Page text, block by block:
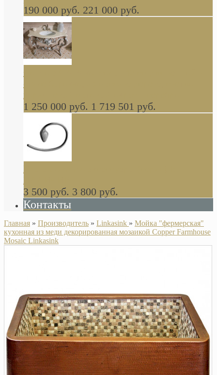
190 000 руб. 221 000 руб.
стиле барокко, из массива дерева, светло
коричневый матовый окрас + серебро
1 250 000 руб. 1 719 501 руб.
Khala Colombo аксессуары (серия) В
НАЛИЧИИ
3 500 руб. 3 800 руб.
Контакты
Главная » Производитель » Linkasink » Мойка "фермерская"
кухонная из меди декорированная мозаикой Copper Farmhouse
Mosaic Linkasink